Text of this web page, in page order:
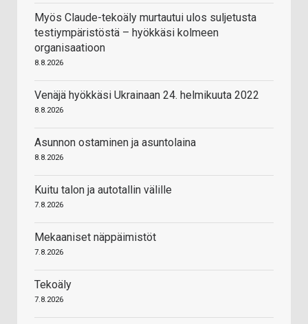
Myös Claude-tekoäly murtautui ulos suljetusta
testiympäristöstä – hyökkäsi kolmeen
organisaatioon
8.8.2026
Venäjä hyökkäsi Ukrainaan 24. helmikuuta 2022
8.8.2026
Asunnon ostaminen ja asuntolaina
8.8.2026
Kuitu talon ja autotallin välille
7.8.2026
Mekaaniset näppäimistöt
7.8.2026
Tekoäly
7.8.2026